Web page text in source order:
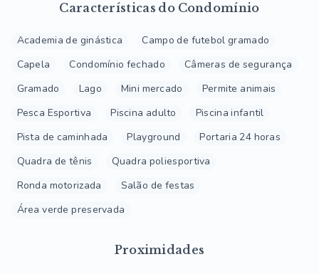
Características do Condomínio
Academia de ginástica
Campo de futebol gramado
Capela
Condomínio fechado
Câmeras de segurança
Gramado
Lago Mini mercado
Permite animais
Pesca Esportiva
Piscina adulto
Piscina infantil
Pista de caminhada
Playground
Portaria 24 horas
Quadra de tênis
Quadra poliesportiva
Ronda motorizada
Salão de festas
Área verde preservada
Proximidades